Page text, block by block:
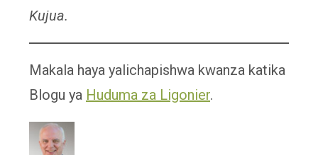
Kujua.
Makala haya yalichapishwa kwanza katika
Blogu ya Huduma za Ligonier.